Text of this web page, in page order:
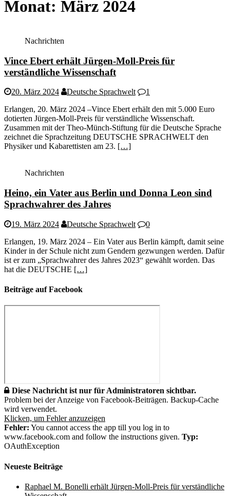
Monat: März 2024
Nachrichten
Vince Ebert erhält Jürgen-Moll-Preis für
verständliche Wissenschaft
20. März 2024 Deutsche Sprachwelt
1
Erlangen, 20. März 2024 –Vince Ebert erhält den mit 5.000 Euro
dotierten Jürgen-Moll-Preis für verständliche Wissenschaft.
Zusammen mit der Theo-Münch-Stiftung für die Deutsche Sprache
zeichnet die Sprachzeitung DEUTSCHE SPRACHWELT den
Physiker und Kabarettisten am 23. […]
Nachrichten
Heino, ein Vater aus Berlin und Donna Leon sind
Sprachwahrer des Jahres
19. März 2024 Deutsche Sprachwelt
0
Erlangen, 19. März 2024 – Ein Vater aus Berlin kämpft, damit seine
Kinder in der Schule nicht zum Gendern gezwungen werden. Dafür
ist er zum „Sprachwahrer des Jahres 2023“ gewählt worden. Das
hat die DEUTSCHE […]
Beiträge auf Facebook
Diese Nachricht ist nur für Administratoren sichtbar.
Problem bei der Anzeige von Facebook-Beiträgen. Backup-Cache
wird verwendet.
Klicken, um Fehler anzuzeigen
Fehler: You cannot access the app till you log in to
www.facebook.com and follow the instructions given. Typ:
OAuthException
Neueste Beiträge
Raphael M. Bonelli erhält Jürgen-Moll-Preis für verständliche